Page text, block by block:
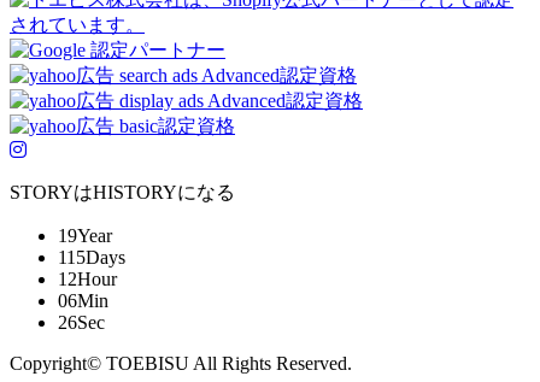
STORYはHISTORYになる
19Year
115Days
12Hour
06Min
26Sec
Copyright© TOEBISU All Rights Reserved.